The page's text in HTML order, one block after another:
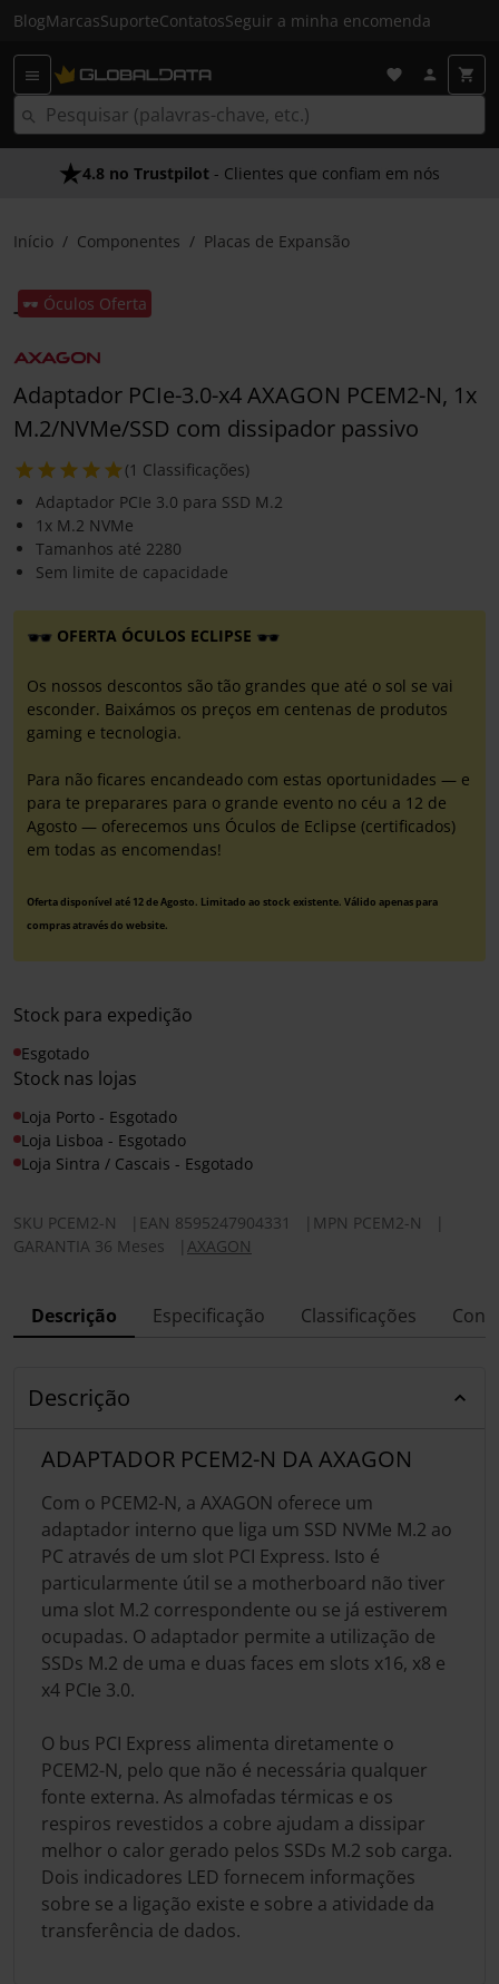
BlogMarcasSuporteContatosSeguir a minha encomenda
4.8 no Trustpilot - Clientes que confiam em nós
Início Componentes Placas de Expansão
🕶️ Óculos Oferta
Adaptador PCIe-3.0-x4 AXAGON PCEM2-N, 1x
M.2/NVMe/SSD com dissipador passivo
(1 Classificações)
Adaptador PCIe 3.0 para SSD M.2
1x M.2 NVMe
Tamanhos até 2280
Sem limite de capacidade
OFERTA ÓCULOS ECLIPSE
Os nossos descontos são tão grandes que até o sol se vai
esconder. Baixámos os preços em centenas de produtos
gaming e tecnologia.
Para não ficares encandeado com estas oportunidades — e
para te preparares para o grande evento no céu a 12 de
Agosto — oferecemos uns Óculos de Eclipse (certificados)
em todas as encomendas!
Oferta disponível até 12 de Agosto. Limitado ao stock existente. Válido apenas para
compras através do website.
Stock para expedição
Esgotado
Stock nas lojas
Loja Porto - Esgotado
Loja Lisboa - Esgotado
Loja Sintra / Cascais - Esgotado
SKU PCEM2-N EAN 8595247904331 MPN PCEM2-N
GARANTIA 36 Meses
AXAGON
Descrição Especificação Classificações
Descrição
ADAPTADOR PCEM2-N DA AXAGON
Com o PCEM2-N, a AXAGON oferece um
adaptador interno que liga um SSD NVMe M.2 ao
PC através de um slot PCI Express. Isto é
particularmente útil se a motherboard não tiver
uma slot M.2 correspondente ou se já estiverem
ocupadas. O adaptador permite a utilização de
SSDs M.2 de uma e duas faces em slots x16, x8 e
x4 PCIe 3.0.
O bus PCI Express alimenta diretamente o
PCEM2-N, pelo que não é necessária qualquer
fonte externa. As almofadas térmicas e os
respiros revestidos a cobre ajudam a dissipar
melhor o calor gerado pelos SSDs M.2 sob carga.
Dois indicadores LED fornecem informações
sobre se a ligação existe e sobre a atividade da
transferência de dados.